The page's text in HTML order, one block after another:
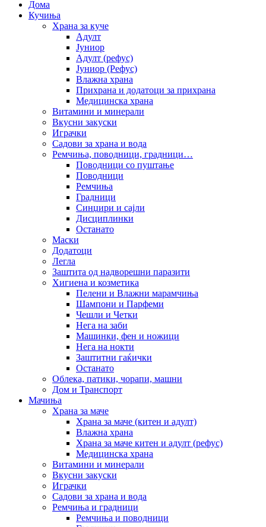
Дома
Кучиња
Храна за куче
Адулт
Јуниор
Адулт (рефус)
Јуниор (Рефус)
Влажна храна
Прихрана и додатоци за прихрана
Медицинска храна
Витамини и минерали
Вкусни закуски
Играчки
Садови за храна и вода
Ремчиња, поводници, градници…
Поводници со пуштање
Поводници
Ремчиња
Градници
Синџири и сајли
Дисциплинки
Останато
Маски
Додатоци
Легла
Заштита од надворешни паразити
Хигиена и козметика
Пелени и Влажни марамчиња
Шампони и Парфеми
Чешли и Четки
Нега на заби
Машинки, фен и ножици
Нега на нокти
Заштитни гаќички
Останато
Облека, патики, чорапи, машни
Дом и Транспорт
Мачиња
Храна за маче
Храна за маче (китен и адулт)
Влажна храна
Храна за маче китен и адулт (рефус)
Медицинска храна
Витамини и минерали
Вкусни закуски
Играчки
Садови за храна и вода
Ремчиња и градници
Ремчиња и поводници